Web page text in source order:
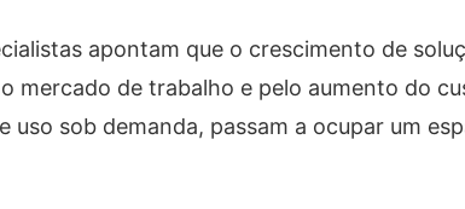
apontam que o crescimento de
mercado de trabalho e pelo aumento do
uso sob demanda, passam a ocupar um